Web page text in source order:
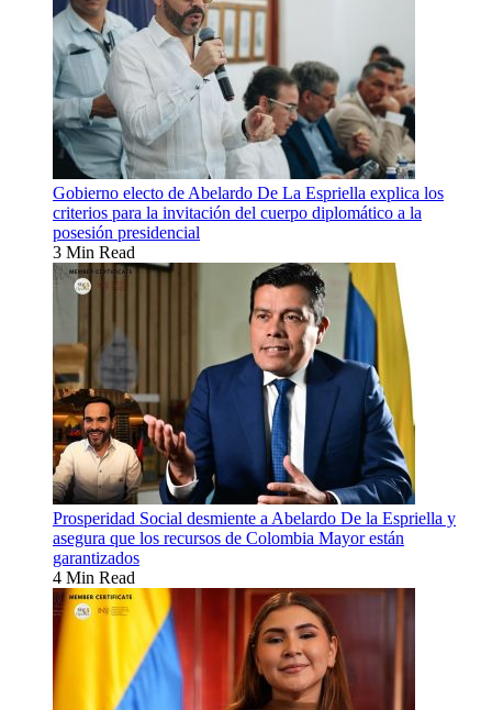
Gobierno electo de Abelardo De La Espriella explica los
criterios para la invitación del cuerpo diplomático a la
posesión presidencial
3 Min Read
Prosperidad Social desmiente a Abelardo De la Espriella y
asegura que los recursos de Colombia Mayor están
garantizados
4 Min Read